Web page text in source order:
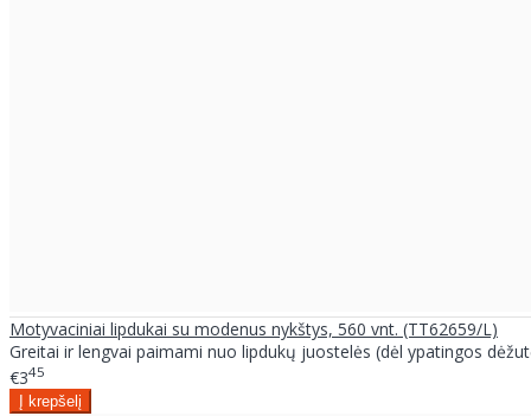
Motyvaciniai lipdukai su modenus nykštys, 560 vnt. (TT62659/L)
Greitai ir lengvai paimami nuo lipdukų juostelės (dėl ypatingos
€345